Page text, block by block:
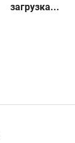
загрузка...